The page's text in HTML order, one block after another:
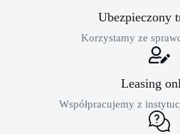
Ubezpieczony
Korzystamy ze
Leasing
Współpracujemy z